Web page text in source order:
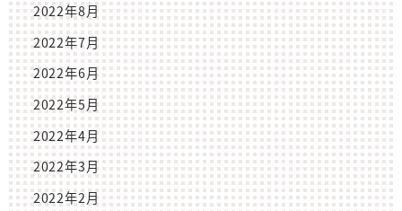
2022年8月
2022年7月
2022年6月
2022年5月
2022年4月
2022年3月
2022年2月